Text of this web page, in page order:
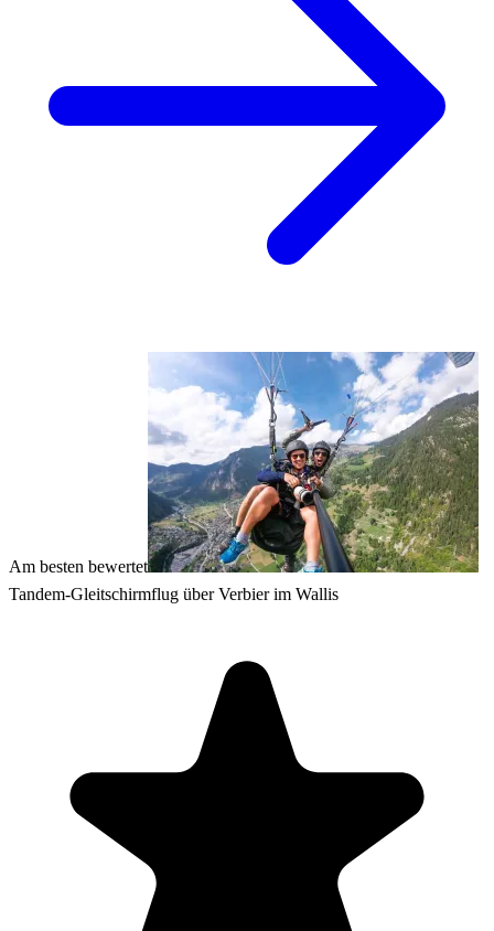
Am besten bewertet
Tandem-Gleitschirmflug über Verbier im Wallis